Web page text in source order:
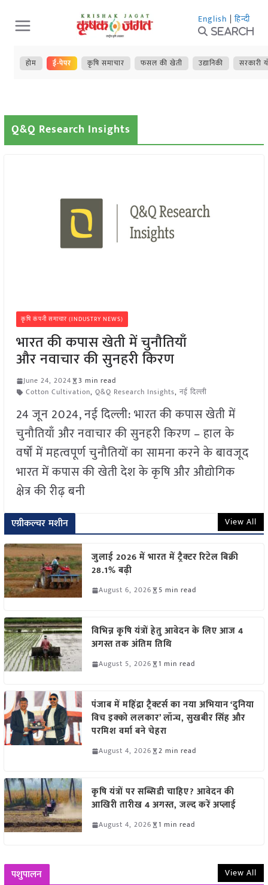
Skip
to
content
English | हिन्दी
Search
होम ई-पेपर कृषि समाचार फसल की खेती उद्यानिकी सरकारी
Q&Q Research Insights
कृषि कंपनी समाचार (INDUSTRY NEWS)
भारत की कपास खेती में चुनौतियाँ
और नवाचार की सुनहरी किरण
June 24, 2024
3 min read
Cotton Cultivation, Q&Q Research Insights, नई दिल्ली
24 जून 2024, नई दिल्ली: भारत की कपास खेती में
चुनौतियाँ और नवाचार की सुनहरी किरण – हाल के
वर्षों में महत्वपूर्ण चुनौतियों का सामना करने के बावजूद
भारत में कपास की खेती देश के कृषि और औद्योगिक
क्षेत्र की रीढ़ बनी
एग्रीकल्चर मशीन View All
जुलाई 2026 में भारत में ट्रैक्टर रिटेल बिक्री
28.1% बढ़ी
August 6, 2026 5 min read
विभिन्न कृषि यंत्रों हेतु आवेदन के लिए आज 4
अगस्त तक अंतिम तिथि
August 5, 2026 1 min read
पंजाब में महिंद्रा ट्रैक्टर्स का नया अभियान ‘दुनिया
विच इक्को ललकार’ लॉन्च, सुखबीर सिंह और
परमिश वर्मा बने चेहरा
August 4, 2026 2 min read
कृषि यंत्रों पर सब्सिडी चाहिए? आवेदन की
आखिरी तारीख 4 अगस्त, जल्द करें अप्लाई
August 4, 2026 1 min read
पशुपालन View All